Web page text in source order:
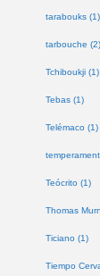
tarabouks (1)
tarbouche (2)
Tchiboukji (1)
Tebas (1)
Telémaco (1)
Teócrito (1)
Thomas
Ticiano (1)
Tiempo